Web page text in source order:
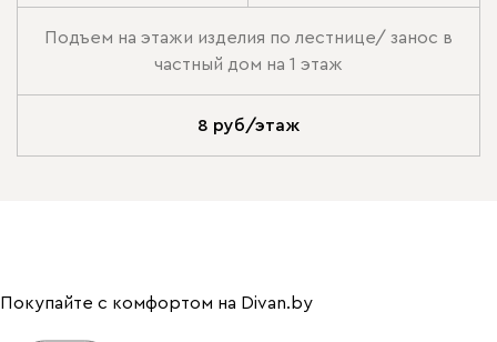
Подъем на этажи изделия по лестнице/ занос в
частный дом на 1 этаж
8 руб/этаж
Покупайте с комфортом на Divan.by